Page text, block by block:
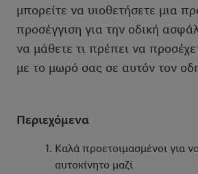
μπορείτε να υιοθετήσετε μια
προσέγγιση για την οδική
να μάθετε τι πρέπει να
με το μωρό σας σε αυτόν τον
Περιεχόμενα
Καλά προετοιμασμένοι για
αυτοκίνητο μαζί